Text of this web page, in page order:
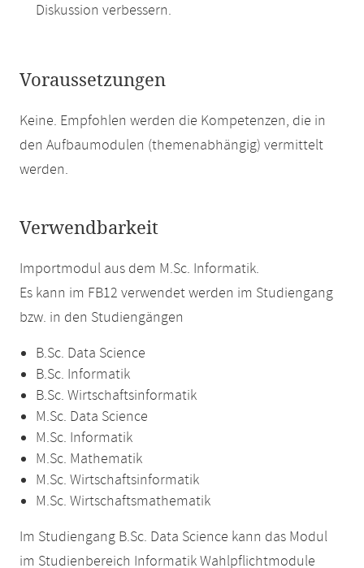
Diskussion verbessern.
Voraussetzungen
Keine. Empfohlen werden die Kompetenzen, die in
den Aufbaumodulen (themenabhängig) vermittelt
werden.
Verwendbarkeit
Importmodul aus dem M.Sc. Informatik.
Es kann im FB12 verwendet werden im Studiengang
bzw. in den Studiengängen
B.Sc. Data Science
B.Sc. Informatik
B.Sc. Wirtschaftsinformatik
M.Sc. Data Science
M.Sc. Informatik
M.Sc. Mathematik
M.Sc. Wirtschaftsinformatik
M.Sc. Wirtschaftsmathematik
Im Studiengang B.Sc. Data Science kann das Modul
im Studienbereich Informatik Wahlpflichtmodule